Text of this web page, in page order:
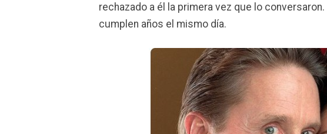
rechazado a él la primera vez que lo
cumplen años el mismo día.